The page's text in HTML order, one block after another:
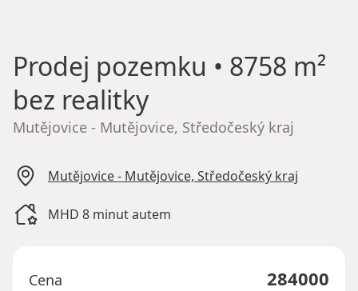
Prodej pozemku • 8758 m²
bez realitky
Mutějovice - Mutějovice, Středočeský kraj
Mutějovice - Mutějovice, Středočeský kraj
MHD 8 minut autem
Cena 284000